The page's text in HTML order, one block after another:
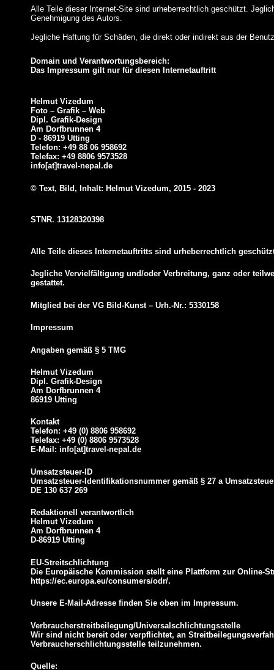
Alle Teile dieser Internet-Site sind urheberrechtlich geschützt.
Genehmigung des Autors.
Jegliche Haftung für Schäden, die direkt oder indirekt aus der
Domain und Verantwortungsbereich:
Das Impressum gilt nur für diesen Internetauftritt
Helmut Vizedum
Foto – Grafik – Web
Dipl. Grafik-Design
Am Dorfbrunnen 4
D - 86919 Utting
Telefon: +49 88 06 958692
Telefax: +49 8806 9573528
info[at]travel-nepal.de
© Text, Bild, Inhalt: Helmut Vizedum, 2015 - 2023
STNR. 13128320398
Alle Teile dieses Internetauftritts sind urheberrechtlich
Jegliche Vervielfältigung und/oder Verbreitung, ganz oder
gestattet.
Mitglied bei der VG Bild-Kunst – Urh.-Nr.: 5330158
Impressum
Angaben gemäß § 5 TMG
Helmut Vizedum
Dipl. Grafik-Design
Am Dorfbrunnen 4
86919 Utting
Kontakt
Telefon: +49 (0) 8806 958692
Telefax: +49 (0) 8806 9573528
E-Mail: info[at]travel-nepal.de
Umsatzsteuer-ID
Umsatzsteuer-Identifikationsnummer gemäß § 27 a
DE 130 637 269
Redaktionell verantwortlich
Helmut Vizedum
Am Dorfbrunnen 4
D-86919 Utting
EU-Streitschlichtung
Die Europäische Kommission stellt eine Plattform zur Online-
https://ec.europa.eu/consumers/odr/.
Unsere E-Mail-Adresse finden Sie oben im Impressum.
Verbraucherstreitbeilegung/Universalschlichtungsstelle
Wir sind nicht bereit oder verpflichtet, an
Verbraucherschlichtungsstelle teilzunehmen.
Quelle: